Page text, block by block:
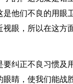
他们不良的用眼
视眼，所以在这方
纠正不良习惯及
睛，使我们能战